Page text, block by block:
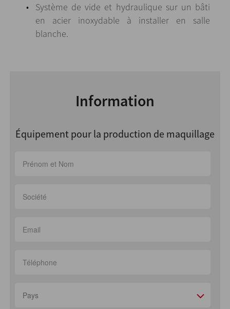
Système de vide et hydraulique sur un bâti
en acier inoxydable à installer en salle
blanche.
Information
Équipement pour la production de maquillage
Pays